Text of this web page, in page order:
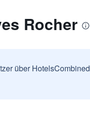
Rocher
über HotelsCombined